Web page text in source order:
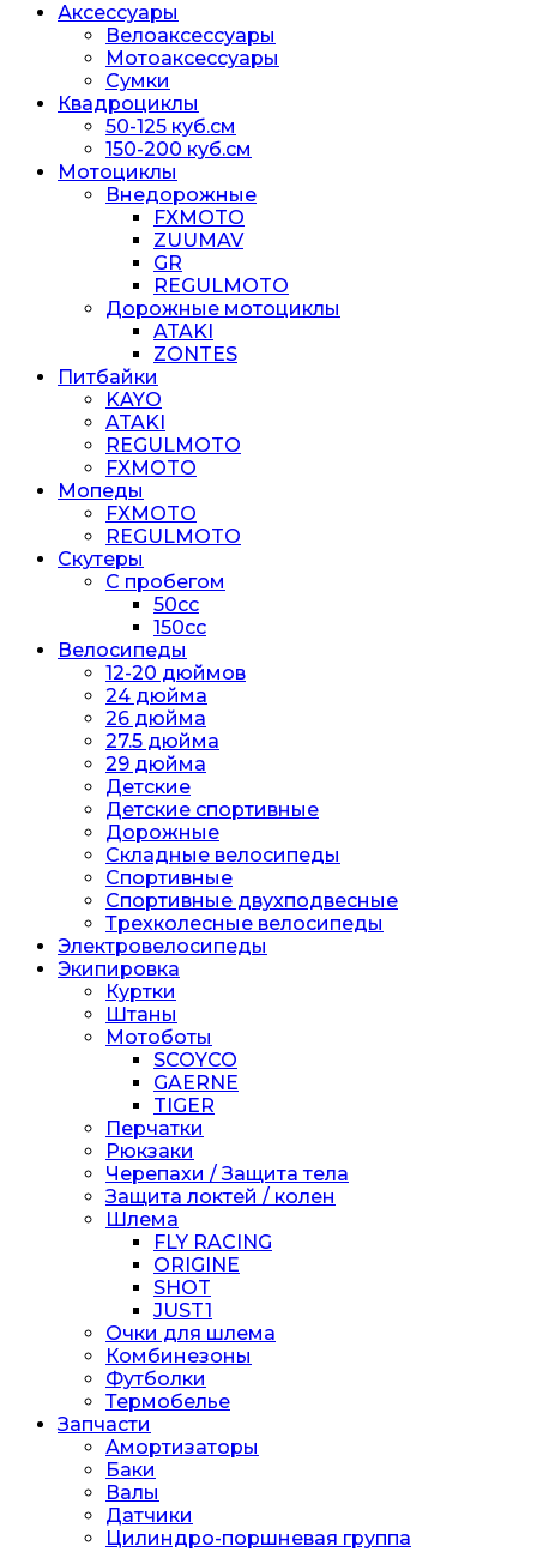
Аксессуары
Велоаксессуары
Мотоаксессуары
Сумки
Квадроциклы
50-125 куб.см
150-200 куб.см
Мотоциклы
Внедорожные
FXMOTO
ZUUMAV
GR
REGULMOTO
Дорожные мотоциклы
ATAKI
ZONTES
Питбайки
KAYO
ATAKI
REGULMOTO
FXMOTO
Мопеды
FXMOTO
REGULMOTO
Скутеры
С пробегом
50cc
150cc
Велосипеды
12-20 дюймов
24 дюйма
26 дюйма
27.5 дюйма
29 дюйма
Детские
Детские спортивные
Дорожные
Складные велосипеды
Спортивные
Спортивные двухподвесные
Трехколесные велосипеды
Электровелосипеды
Экипировка
Куртки
Штаны
Мотоботы
SCOYCO
GAERNE
TIGER
Перчатки
Рюкзаки
Черепахи / Защита тела
Защита локтей / колен
Шлема
FLY RACING
ORIGINE
SHOT
JUST1
Очки для шлема
Комбинезоны
Футболки
Термобелье
Запчасти
Амортизаторы
Баки
Валы
Датчики
Цилиндро-поршневая группа